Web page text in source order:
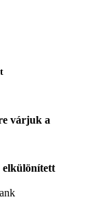
várjuk a
elkülönített